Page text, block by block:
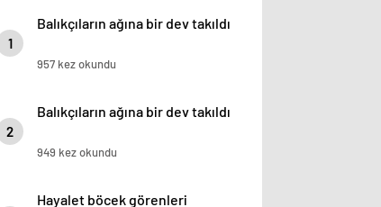
1
Balıkçıların ağına bir dev takıldı
957 kez okundu
2
Balıkçıların ağına bir dev takıldı
949 kez okundu
Hayalet böcek görenleri